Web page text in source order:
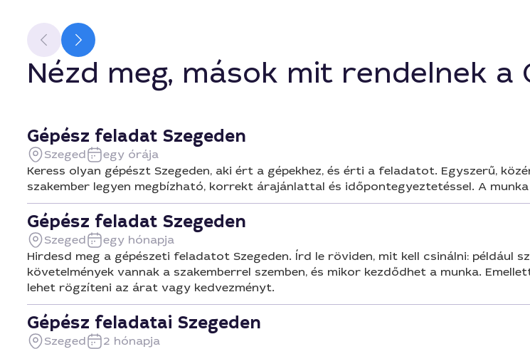
Nézd meg, mások mit rendelnek a
Gépész feladat Szegeden
Szeged
egy órája
Keress olyan gépészt Szegeden, aki ért a gépekhez, és érti a feladatot. Egyszerű,
szakember legyen megbízható, korrekt árajánlattal és időpontegyeztetéssel. A
Gépész feladat Szegeden
Szeged
egy hónapja
Hirdesd meg a gépészeti feladatot Szegeden. Írd le röviden, mit kell csinálni: például
követelmények vannak a szakemberrel szemben, és mikor kezdődhet a munka.
lehet rögzíteni az árat vagy kedvezményt.
Gépész feladatai Szegeden
Szeged
2 hónapja